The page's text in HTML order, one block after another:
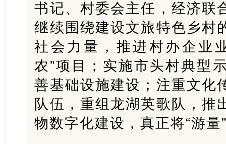
书记、村委会主任，经济联
继续围绕建设文旅特色乡村
社会力量，推进村办企业
农”项目；实施市头村典型
善基础设施建设；注重文化
队伍，重组龙湖英歌队，推
物数字化建设，真正将“游量